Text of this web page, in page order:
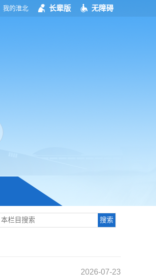
我的淮北 长辈版 无障碍
2026-07-23